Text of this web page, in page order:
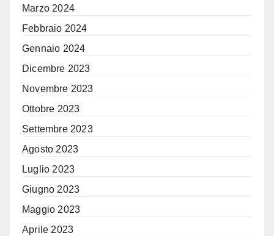
Marzo 2024
Febbraio 2024
Gennaio 2024
Dicembre 2023
Novembre 2023
Ottobre 2023
Settembre 2023
Agosto 2023
Luglio 2023
Giugno 2023
Maggio 2023
Aprile 2023